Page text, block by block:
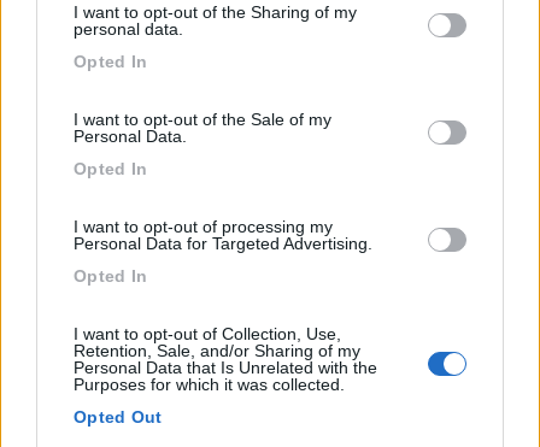
not limited to your visit or usage behaviour. You may click to
grant or deny consent to Google and its third-party tags to
use your data for below specified purposes in below Google
I want to opt-out of the Sharing of my
personal data.
Opted In
I want to opt-out of the Sale of my
Personal Data.
Opted In
I want to opt-out of processing my
Personal Data for Targeted Advertising.
Opted In
I want to opt-out of Collection, Use,
Retention, Sale, and/or Sharing of my
Personal Data that Is Unrelated with the
Purposes for which it was collected.
Opted Out
Campeggio
Camping Village Laguna Blu
7,8 13
Servizi / Posizione